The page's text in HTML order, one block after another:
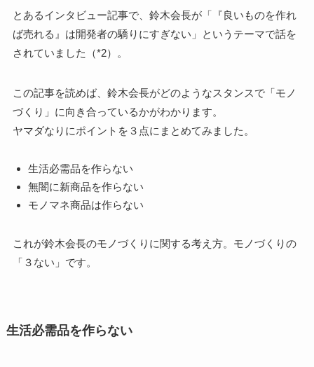
とあるインタビュー記事で、鈴木会長が「『良いものを作れ
ば売れる』は開発者の驕りにすぎない」というテーマで話を
されていました（*2）。
この記事を読めば、鈴木会長がどのようなスタンスで「モノ
づくり」に向き合っているかがわかります。
ヤマダなりにポイントを３点にまとめてみました。
生活必需品を作らない
無闇に新商品を作らない
モノマネ商品は作らない
これが鈴木会長のモノづくりに関する考え方。モノづくりの
「３ない」です。
生活必需品を作らない